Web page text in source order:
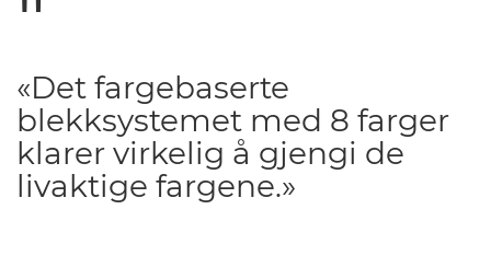
«Det fargebaserte
blekksystemet med 8 farger
klarer virkelig å gjengi de
livaktige fargene.»